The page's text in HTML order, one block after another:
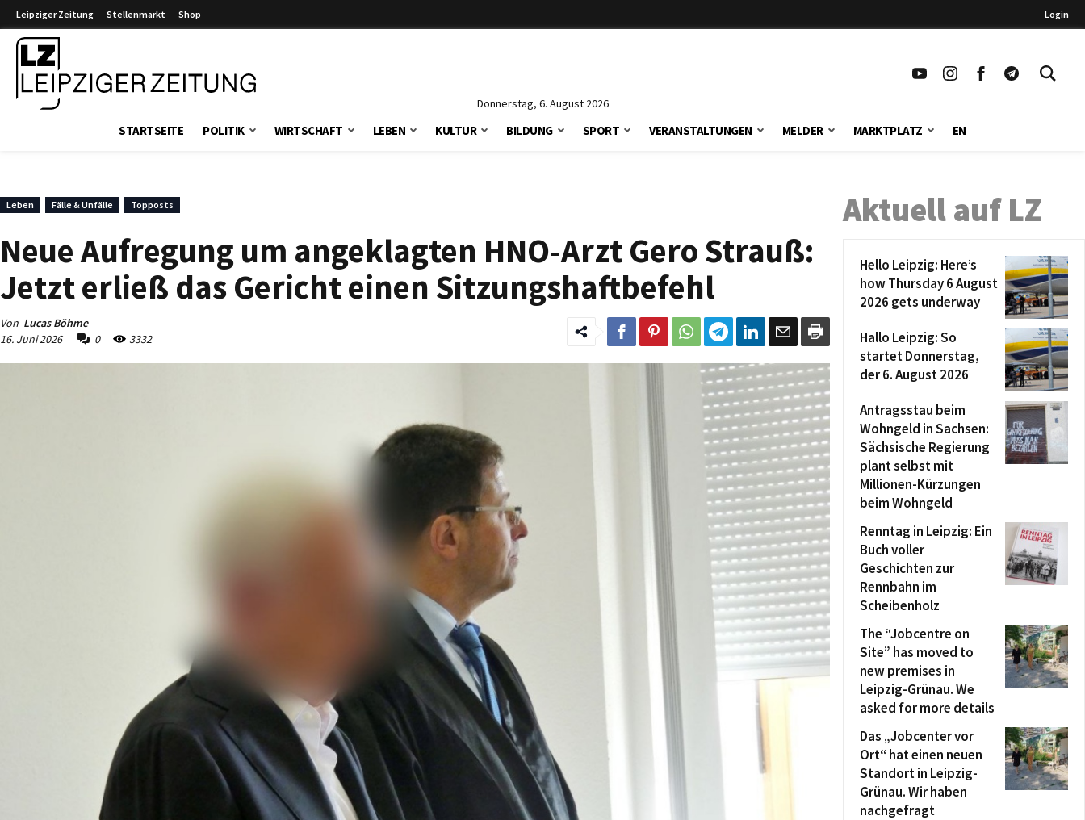
Leipziger Zeitung Stellenmarkt Shop Login
Donnerstag, 6. August 2026
STARTSEITE POLITIK WIRTSCHAFT LEBEN KULTUR BILDUNG SPORT VERANSTALTUNGEN MELDER MARKTPLATZ EN
Leben Fälle & Unfälle Topposts
Neue Aufregung um angeklagten HNO-Arzt Gero Strauß:
Jetzt erließ das Gericht einen Sitzungshaftbefehl
Von Lucas Böhme
16. Juni 2026
0 3332
Aktuell auf LZ
Hello Leipzig: Here’s
how Thursday 6 August
2026 gets underway
Hallo Leipzig: So
startet Donnerstag,
der 6. August 2026
Antragsstau beim
Wohngeld in Sachsen:
Sächsische Regierung
plant selbst mit
Millionen-Kürzungen
beim Wohngeld
Renntag in Leipzig: Ein
Buch voller
Geschichten zur
Rennbahn im
Scheibenholz
The “Jobcentre on
Site” has moved to
new premises in
Leipzig-Grünau. We
asked for more details
Das „Jobcenter vor
Ort“ hat einen neuen
Standort in Leipzig-
Grünau. Wir haben
nachgefragt